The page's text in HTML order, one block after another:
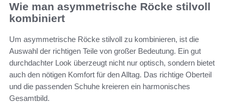
Wie man asymmetrische Röcke stilvoll
kombiniert
Um asymmetrische Röcke stilvoll zu kombinieren, ist die
Auswahl der richtigen Teile von großer Bedeutung. Ein gut
durchdachter Look überzeugt nicht nur optisch, sondern bietet
auch den nötigen Komfort für den Alltag. Das richtige Oberteil
und die passenden Schuhe kreieren ein harmonisches
Gesamtbild.